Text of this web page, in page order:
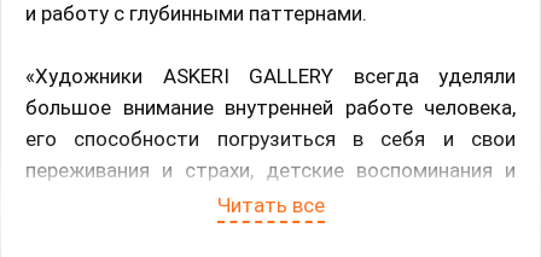
и работу с глубинными паттернами.
«Художники ASKERI GALLERY всегда уделяли
большое внимание внутренней работе человека,
его способности погрузиться в себя и свои
переживания и страхи, детские воспоминания и
мечты. Целостность и многогранность
Читать все